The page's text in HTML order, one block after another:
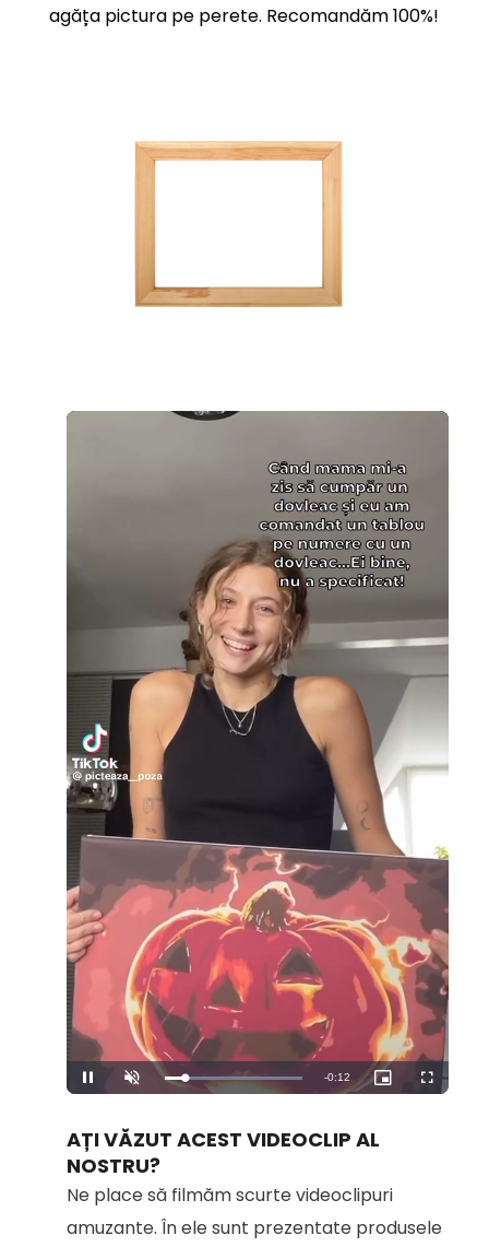
agăța pictura pe perete. Recomandăm 100%!
Pause Unmute Loaded:
100.00%
Remaining
-0:12
Picture-
in-
Fullscreen
AȚI VĂZUT ACEST VIDEOCLIP AL
NOSTRU?
Ne place să filmăm scurte videoclipuri
amuzante. În ele sunt prezentate produsele